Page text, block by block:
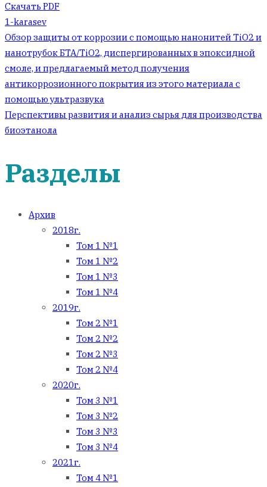
Скачать PDF
1-karasev
Навигация
по
записям
Обзор защиты от коррозии с помощью нанонитей TiO2 и
нанотрубок БТА/TiO2, диспергированных в эпоксидной
смоле, и предлагаемый метод получения
антикоррозионного покрытия из этого материала с
помощью ультразвука
Перспективы развития и анализ сырья для производства
биоэтанола
Разделы
Архив
2018г.
Том 1 №1
Том 1 №2
Том 1 №3
Том 1 №4
2019г.
Том 2 №1
Том 2 №2
Том 2 №3
Том 2 №4
2020г.
Том 3 №1
Том 3 №2
Том 3 №3
Том 3 №4
2021г.
Том 4 №1